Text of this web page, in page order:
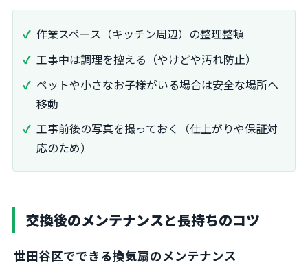
作業スペース（キッチン周辺）の整理整頓
工事中は調理を控える（やけどや汚れ防止）
ペットや小さなお子様がいる場合は安全な場所へ
移動
工事前後の写真を撮っておく（仕上がりや保証対
応のため）
交換後のメンテナンスと長持ちのコツ
世田谷区でできる換気扇のメンテナンス